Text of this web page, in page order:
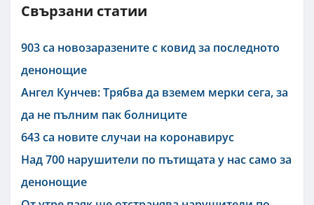
Свързани статии
903 са новозаразените с ковид за последното
денонощие
Ангел Кунчев: Трябва да вземем мерки сега, за
да не пълним пак болниците
643 са новите случаи на коронавирус
Над 700 нарушители по пътищата у нас само за
денонощие